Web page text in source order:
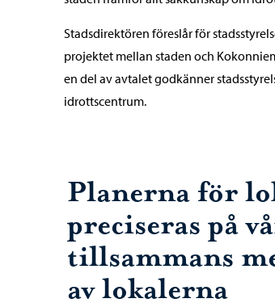
Stadsdirektören föreslår för
projektet mellan staden och
en del av avtalet godkänner
idrottscentrum.
Planerna för
preciseras på
tillsammans
av lokalerna